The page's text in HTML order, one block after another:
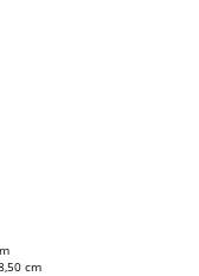
cm